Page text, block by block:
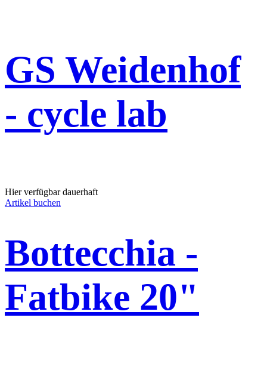
GS Weidenhof
- cycle lab
Hier verfügbar dauerhaft
Artikel buchen
Bottecchia -
Fatbike 20"